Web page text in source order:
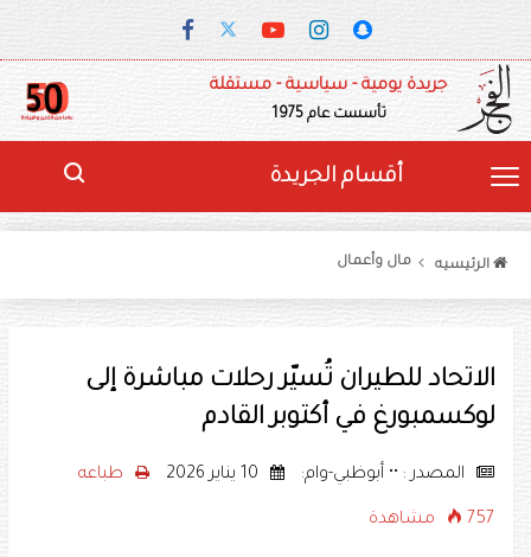
جريدة يومية - سياسية - مستقلة
تأسست عام 1975
أقسام الجريدة
الرئيسيه مال وأعمال
الاتحاد للطيران تُسيّر رحلات مباشرة إلى
لوكسمبورغ في أكتوبر القادم
المصدر : •• أبوظبي-وام: طباعه
757 مشاهدة